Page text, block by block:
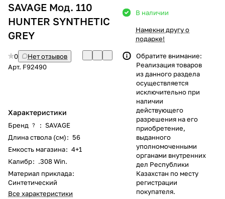
SAVAGE Мод. 110
HUNTER SYNTHETIC
GREY
0
Нет отзывов
Арт. F92490
Характеристики
Бренд ? : SAVAGE
Длина ствола (см): 56
Емкость магазина: 4+1
Калибр: .308 Win.
Материал приклада:
Синтетический
Все характеристики
В наличии
Намекни другу о
подарке!
Обратите внимание:
Реализация товаров
из данного раздела
осуществляется
исключительно при
наличии
действующего
разрешения на его
приобретение,
выданного
уполномоченными
органами внутренних
дел Республики
Казахстан по месту
регистрации
покупателя.